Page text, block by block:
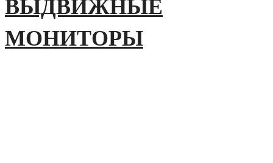
ВЫДВИЖНЫЕ
МОНИТОРЫ